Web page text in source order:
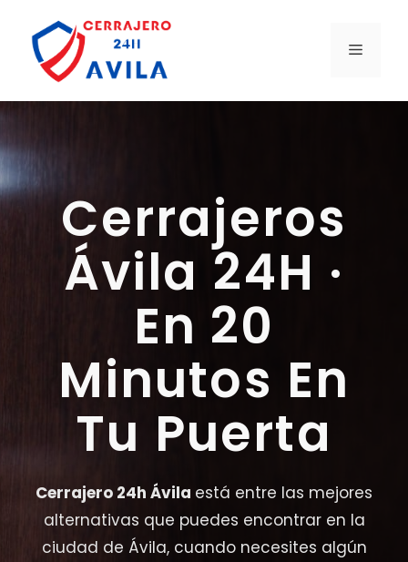
contenido
MENÚ
Cerrajeros
Ávila 24H ·
En 20
Minutos En
Tu Puerta
Cerrajero 24h Ávila está entre las mejores
alternativas que puedes encontrar en la
ciudad de Ávila, cuando necesites algún